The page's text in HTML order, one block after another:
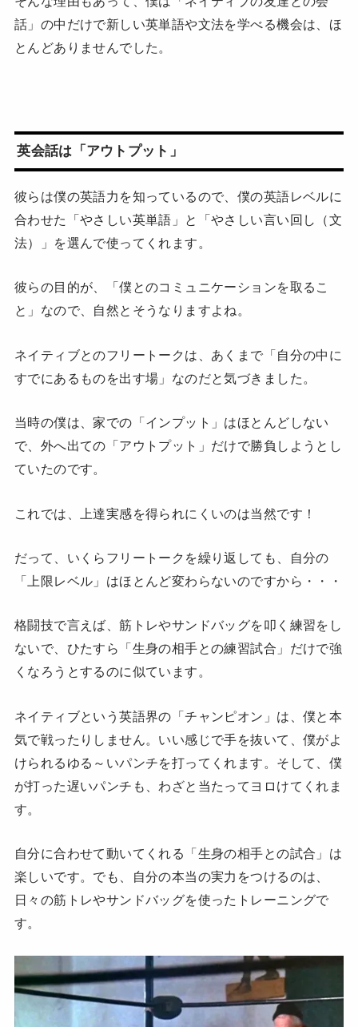
話」の中だけで新しい英単語や文法を学べる機会は、ほ
とんどありませんでした。
英会話は「アウトプット」
彼らは僕の英語力を知っているので、僕の英語レベルに
合わせた「やさしい英単語」と「やさしい言い回し（文
法）」を選んで使ってくれます。
彼らの目的が、「僕とのコミュニケーションを取るこ
と」なので、自然とそうなりますよね。
ネイティブとのフリートークは、あくまで「自分の中に
すでにあるものを出す場」なのだと気づきました。
当時の僕は、家での「インプット」はほとんどしない
で、外へ出ての「アウトプット」だけで勝負しようとし
ていたのです。
これでは、上達実感を得られにくいのは当然です！
だって、いくらフリートークを繰り返しても、自分の
「上限レベル」はほとんど変わらないのですから・・・
格闘技で言えば、筋トレやサンドバッグを叩く練習をし
ないで、ひたすら「生身の相手との練習試合」だけで強
くなろうとするのに似ています。
ネイティブという英語界の「チャンピオン」は、僕と本
気で戦ったりしません。いい感じで手を抜いて、僕がよ
けられるゆる～いパンチを打ってくれます。そして、僕
が打った遅いパンチも、わざと当たってヨロけてくれま
す。
自分に合わせて動いてくれる「生身の相手との試合」は
楽しいです。でも、自分の本当の実力をつけるのは、
日々の筋トレやサンドバッグを使ったトレーニングで
す。